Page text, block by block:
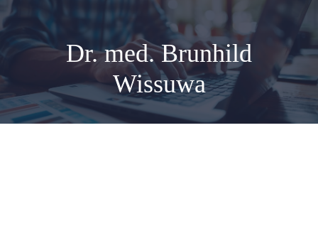
Dr. med. Brunhild
Wissuwa